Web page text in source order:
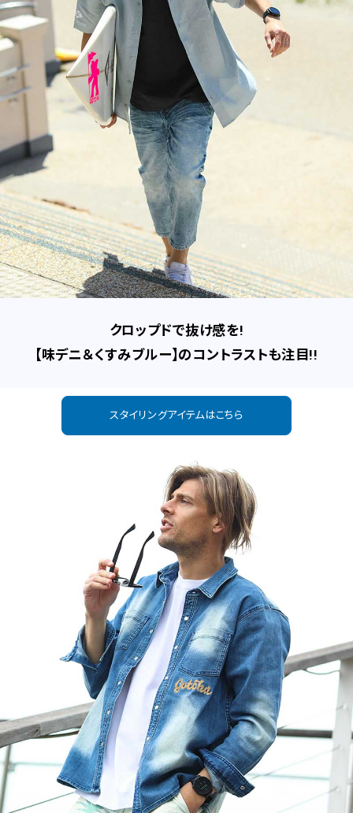
キーワードから探す
価格から探す
円 ～ 円
カテゴリ
クロップドで抜け感を!
【味デニ＆くすみブルー】のコントラストも注目!!
スタイリングアイテムはこちら